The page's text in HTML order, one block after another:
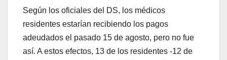
Según los oficiales del DS, los médicos
residentes estarían recibiendo los pagos
adeudados el pasado 15 de agosto, pero no fue
así. A estos efectos, 13 de los residentes -12 de